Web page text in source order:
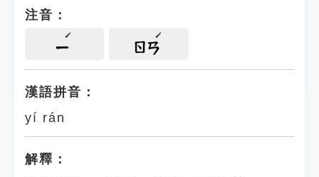
貓頭鷹博士
注音：
ㄧ ㄖㄢ
漢語拼音：
yí rán
解釋：